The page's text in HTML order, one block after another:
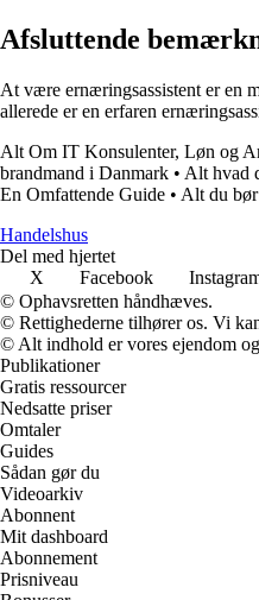
Afsluttende
At være ernæringsassistent er en
allerede er en erfaren
Alt Om IT Konsulenter, Løn og
brandmand i Danmark • Alt hvad
En Omfattende Guide • Alt du
Handelshus
Del med hjertet
X
Facebook
© Ophavsretten håndhæves.
© Rettighederne tilhører os. Vi
© Alt indhold er vores ejendom
Publikationer
Gratis ressourcer
Nedsatte priser
Omtaler
Guides
Sådan gør du
Videoarkiv
Abonnent
Mit dashboard
Abonnement
Prisniveau